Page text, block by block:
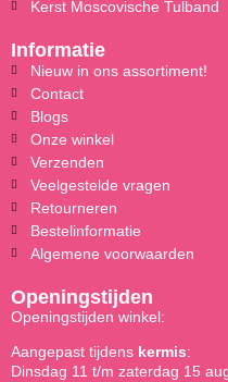
Kerst Moscovische Tulband
Informatie
Nieuw in ons assortiment!
Contact
Blogs
Onze winkel
Verzenden
Veelgestelde vragen
Retourneren
Bestelinformatie
Algemene voorwaarden
Openingstijden
Openingstijden winkel:
Aangepast tijdens kermis:
Dinsdag 11 t/m zaterdag 15